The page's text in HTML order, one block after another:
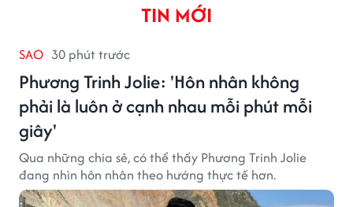
TIN MỚI
SAO 30 phút trước
Phương Trinh Jolie: 'Hôn nhân không
phải là luôn ở cạnh nhau mỗi phút mỗi
giây'
Qua những chia sẻ, có thể thấy Phương Trinh Jolie
đang nhìn hôn nhân theo hướng thực tế hơn.